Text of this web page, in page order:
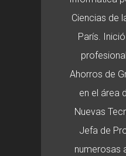
Ciencias de
París.
Ahorros de
en el área
Nuevas
Jefa de
numerosas